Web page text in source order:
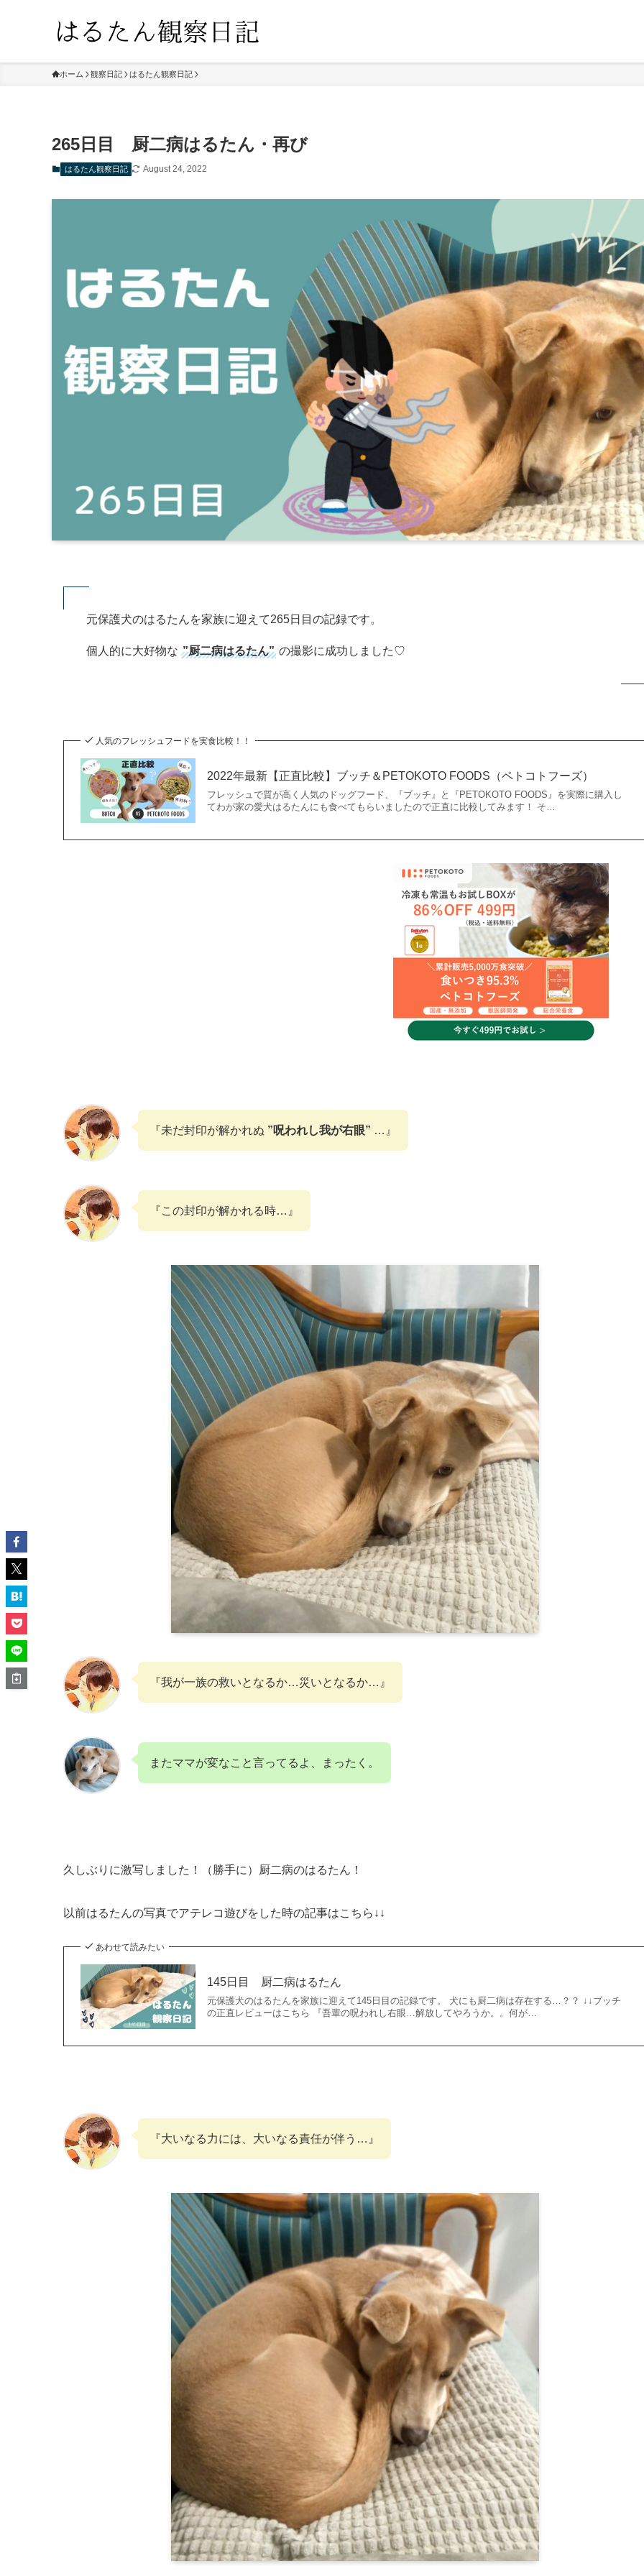
ホーム 観察日記 はるたん観察日記
265日目 厨二病はるたん・再び
はるたん観察日記 August 24, 2022
元保護犬のはるたんを家族に迎えて265日目の記録です。
個人的に大好物な ”厨二病はるたん” の撮影に成功しました♡
人気のフレッシュフードを実食比較！！
2022年最新【正直比較】ブッチ＆PETOKOTO FOODS（ペトコトフーズ）
フレッシュで質が高く人気のドッグフード、『ブッチ』と『PETOKOTO FOODS』を実際に購入し
てわが家の愛犬はるたんにも食べてもらいましたので正直に比較してみます！ そ…
『未だ封印が解かれぬ ”呪われし我が右眼” …』
『この封印が解かれる時…』
『我が一族の救いとなるか…災いとなるか…』
またママが変なこと言ってるよ、まったく。
久しぶりに激写しました！（勝手に）厨二病のはるたん！
以前はるたんの写真でアテレコ遊びをした時の記事はこちら↓↓
あわせて読みたい
145日目 厨二病はるたん
元保護犬のはるたんを家族に迎えて145日目の記録です。 犬にも厨二病は存在する…？？ ↓↓ブッチ
の正直レビューはこちら 『吾輩の呪われし右眼…解放してやろうか。。何が…
『大いなる力には、大いなる責任が伴う…』